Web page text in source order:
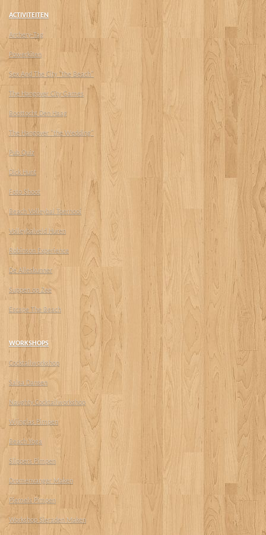
ACTIVITEITEN
Archery-Tag
Powerkiten
Sex And The City "the Beach"
The Hangover City Games
Boottocht Den Haag
The Hangover "the Wedding"
Pub Quiz
Dick Hunt
Foto Shoot
Beach Volleybal Toernooi
Volleybalveld Huren
Robinson Experience
De Alleskunner
Suppen op Zee
Escape The Beach
WORKSHOPS
Cocktailworkshop
Salsa Dansen
Naughty Cocktailworkshop
Wijnglas Pimpen
Beach Yoga
Slippers Pimpen
Dromenvanger Maken
Piemels Pimpen
Workshop Sieraden Maken